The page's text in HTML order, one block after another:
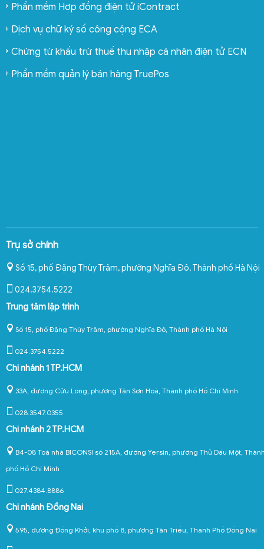
Phần mềm Hợp đồng điện tử iContract
Dịch vụ chữ ký số công cộng ECA
Chứng từ khấu trừ thuế thu nhập cá nhân điện tử ECN
Phần mềm quản lý bán hàng TruePos
Trụ sở chính
Số 15, phố Đặng Thùy Trâm, phường Nghĩa Đô,Thành phố Hà Nội
024.3754.5222
Trung tâm lập trình
Số 15, phố Đặng Thùy Trâm, phường Nghĩa Đô, Thành phố Hà Nội
024.3754.5222
Chi nhánh 1 TP.HCM
33A, đường Cửu Long, phường Tân Sơn Hoà, Thành phố Hồ Chí Minh
028.3547.0355
Chi nhánh 2 TP.HCM
B4-08 Toà nhà BICONSI số 215A, đường Yersin, phường Thủ Dầu Một,
phố Hồ Chí Minh
027.4384.8886
Chi nhánh Đồng Nai
595, đường Đồng Khởi, khu phố 8, phường Tân Triều, Thành Phố Đồng Nai